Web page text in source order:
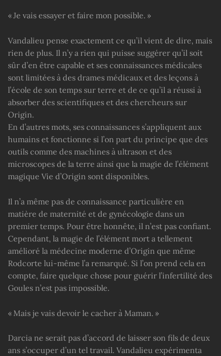
« Je vais essayer et faire mon possible. »
Vandalieu pense exactement ce qu’il vient de dire, mais
rien de plus. Il n’y a rien qui puisse suggérer qu’il soit
sûr d’en être capable et ses connaissances médicales
sont limitées à des drames médicaux et des leçons à
l’école de son temps sur terre et de ce qu’il a réussi à
absorber des scientifiques et des chercheurs sur
Origin.
En d’autres mots, ses connaissances s’appliquent aux
humains et fonctionne si l’on part du principe que des
outils comme des machines à ultrason et des
microscopes de la terre ainsi que la magie de l’élément
magique Vie d’Origin sont disponibles.
Il n’a même pas de connaissance particulière en
matière de maternité et de gynécologie dans un
premier temps. Pour être honnête, il n’est pas confiant.
Cependant, la magie de l’élément mort a tellement
amélioré la médecine moderne d’Origin que même
Rodcorte lui-même l’a remarqué. Si l’on prend cela en
compte, faire quelque chose pour guérir l’infertilité des
Goules n’est pas impossible.
« Mais je vais devoir le cacher à Maman. »
Darcia ne serait pas d’accord de laisser son fils de deux
ans s’occuper d’un tel travail. Vandalieu expérimenta